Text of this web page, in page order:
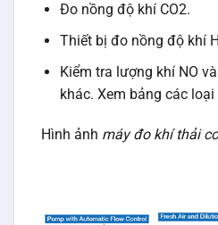
Đo nồng độ khí CO2.
Thiết bị đo nồng độ khí
Kiểm tra lượng khí NO
khác. Xem bảng các
Hình ảnh máy đo khí thải